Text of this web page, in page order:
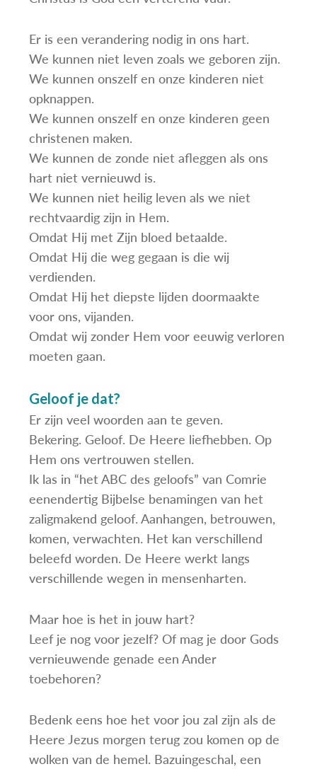
Er is een verandering nodig in ons hart.
We kunnen niet leven zoals we geboren zijn.
We kunnen onszelf en onze kinderen niet
opknappen.
We kunnen onszelf en onze kinderen geen
christenen maken.
We kunnen de zonde niet afleggen als ons
hart niet vernieuwd is.
We kunnen niet heilig leven als we niet
rechtvaardig zijn in Hem.
Omdat Hij met Zijn bloed betaalde.
Omdat Hij die weg gegaan is die wij
verdienden.
Omdat Hij het diepste lijden doormaakte
voor ons, vijanden.
Omdat wij zonder Hem voor eeuwig verloren
moeten gaan.
Geloof je dat?
Er zijn veel woorden aan te geven.
Bekering. Geloof. De Heere liefhebben. Op
Hem ons vertrouwen stellen.
Ik las in “het ABC des geloofs” van Comrie
eenendertig Bijbelse benamingen van het
zaligmakend geloof. Aanhangen, betrouwen,
komen, verwachten. Het kan verschillend
beleefd worden. De Heere werkt langs
verschillende wegen in mensenharten.
Maar hoe is het in jouw hart?
Leef je nog voor jezelf? Of mag je door Gods
vernieuwende genade een Ander
toebehoren?
Bedenk eens hoe het voor jou zal zijn als de
Heere Jezus morgen terug zou komen op de
wolken van de hemel. Bazuingeschal, een